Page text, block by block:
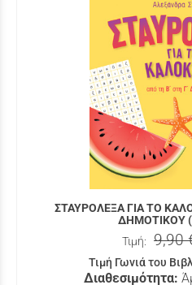
ΣΤΑΥΡΟΛΕΞΑ ΓΙΑ ΤΟ
ΔΗΜΟΤΙΚΟΥ
Τιμή: 9,90
Τιμή Γωνιά του
Διαθεσιμότητα: